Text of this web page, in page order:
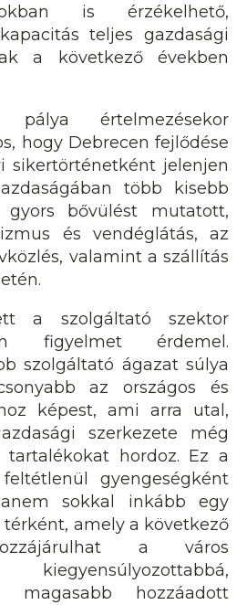
is érzékelhető,
teljes gazdasági
a következő években
értelmezésekor
hogy Debrecen fejlődése
sikertörténetként jelenjen
több kisebb
bővülést mutatott,
és vendéglátás, az
valamint a szállítás
a szolgáltató szektor
figyelmet érdemel.
szolgáltató ágazat súlya
az országos és
képest, ami arra utal,
szerkezete még
tartalékokat hordoz. Ez a
gyengeségként
sokkal inkább egy
amely a következő
a város
kiegyensúlyozottabbá,
magasabb hozzáadott